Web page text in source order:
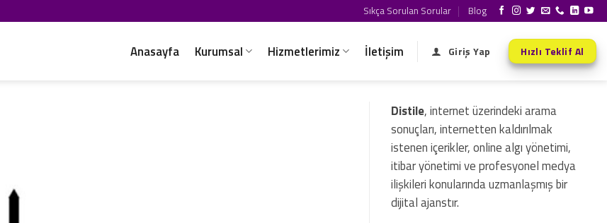
Sıkça Sorulan Sorular Blog
Anasayfa Kurumsal Hizmetlerimiz İletişim Giriş Yap Hızlı Teklif Al
Distile, internet üzerindeki arama
sonuçları, internetten kaldırılmak
istenen içerikler, online algı yönetimi,
itibar yönetimi ve profesyonel medya
ilişkileri konularında uzmanlaşmış bir
dijital ajanstır.